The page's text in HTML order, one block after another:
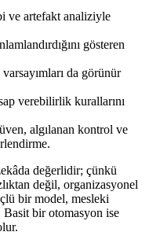
ve artefakt analiziyle
gösteren
da görünür
verebilirlik kurallarını
algılanan kontrol ve
değerlidir; çünkü
değil, organizasyonel
bir model, mesleki
Basit bir otomasyon ise